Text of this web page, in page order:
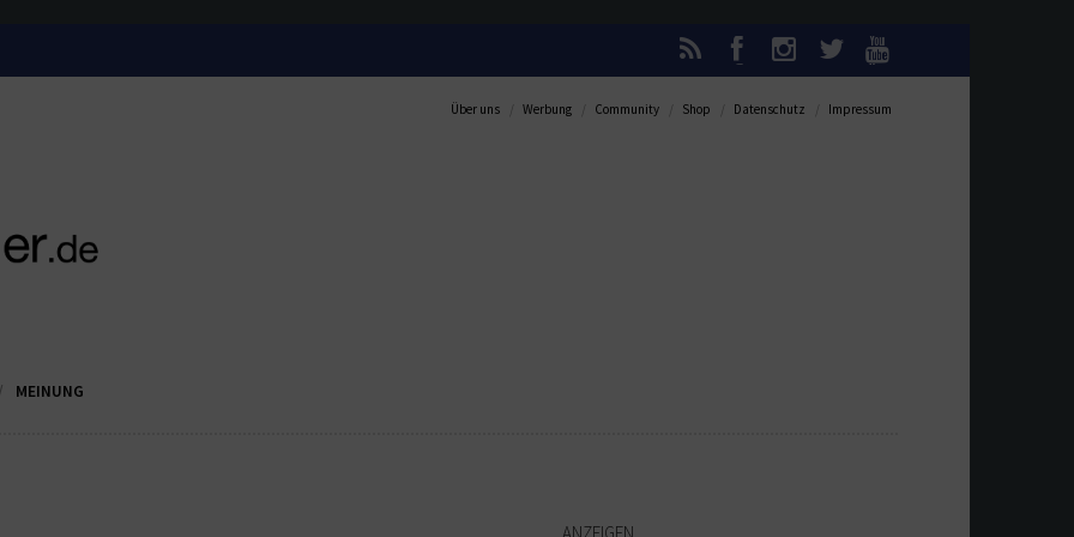
Über uns Werbung Community Shop Datenschutz Impressum
MEINUNG